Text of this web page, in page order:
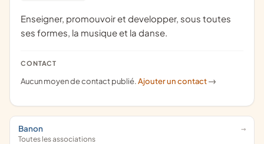
enseigner, promouvoir et developper, sous toutes
ses formes, la musique et la danse.
CONTACT
Aucun moyen de contact publié.Ajouter un contact ->
Banon
Toutes les associations